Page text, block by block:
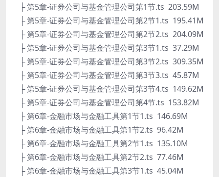
├ 第5章-证券公司与基金管理公司第1节.ts 203.59M
├ 第5章-证券公司与基金管理公司第2节1.ts 195.41M
├ 第5章-证券公司与基金管理公司第2节2.ts 204.09M
├ 第5章-证券公司与基金管理公司第3节1.ts 37.29M
├ 第5章-证券公司与基金管理公司第3节2.ts 309.35M
├ 第5章-证券公司与基金管理公司第3节3.ts 45.87M
├ 第5章-证券公司与基金管理公司第3节4.ts 149.62M
├ 第5章-证券公司与基金管理公司第4节.ts 153.82M
├ 第6章-金融市场与金融工具第1节1.ts 146.69M
├ 第6章-金融市场与金融工具第1节2.ts 96.42M
├ 第6章-金融市场与金融工具第2节1.ts 135.10M
├ 第6章-金融市场与金融工具第2节2.ts 77.46M
├ 第6章-金融市场与金融工具第3节1.ts 45.04M